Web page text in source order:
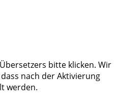
bitte klicken. Wir
nach der Aktivierung
werden.